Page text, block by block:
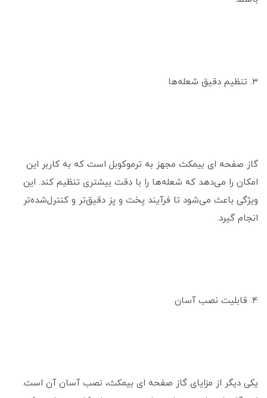
3. تنظیم دقیق شعله‌ها
گاز صفحه ای بیمکث مجهز به ترموکوبل است که به کاربر این
امکان را می‌دهد که شعله‌ها را با دقت بیشتری تنظیم کند. این
ویژگی باعث می‌شود تا فرآیند پخت و پز دقیق‌تر و کنترل‌شده‌تر
انجام گیرد.
4. قابلیت نصب آسان
یکی دیگر از مزایای گاز صفحه ای بیمکث، نصب آسان آن است.